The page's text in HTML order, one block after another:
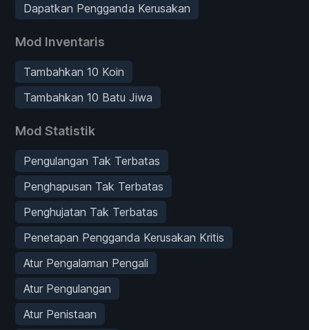
Dapatkan Pengganda Kerusakan
Mod Inventaris
Tambahkan 10 Koin
Tambahkan 10 Batu Jiwa
Mod Statistik
Pengulangan Tak Terbatas
Penghapusan Tak Terbatas
Penghujatan Tak Terbatas
Penetapan Pengganda Kerusakan Kritis
Atur Pengalaman Pengali
Atur Pengulangan
Atur Penistaan